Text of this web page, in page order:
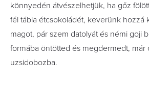
könnyedén átvészelhetjük, ha gőz
fél tábla étcsokoládét, keverünk hozzá
magot, pár szem datolyát és némi goji
formába öntötted és megdermedt, már
uzsidobozba.